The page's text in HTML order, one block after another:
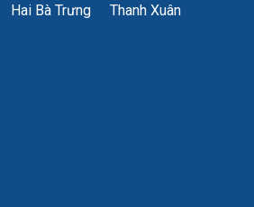
Hai Bà Trưng
Thanh Xuân